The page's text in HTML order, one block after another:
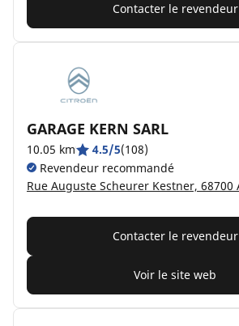
Contacter le revendeur
GARAGE KERN SARL
10.05 km 4.5/5(108)
Revendeur recommandé
Contacter le revendeur
Voir le site web